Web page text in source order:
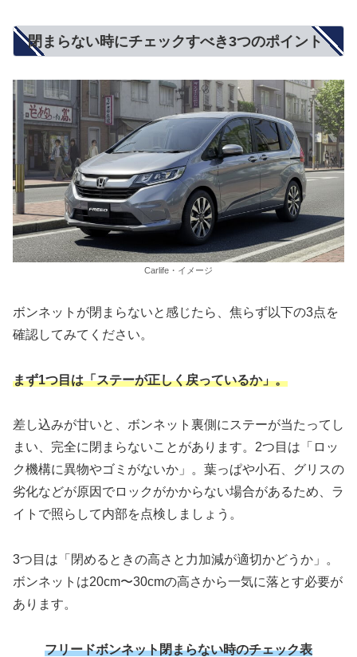
閉まらない時にチェックすべき3つのポイント
Carlife・イメージ
ボンネットが閉まらないと感じたら、焦らず以下の3点を
確認してみてください。
まず1つ目は「ステーが正しく戻っているか」。
差し込みが甘いと、ボンネット裏側にステーが当たってし
まい、完全に閉まらないことがあります。2つ目は「ロッ
ク機構に異物やゴミがないか」。葉っぱや小石、グリスの
劣化などが原因でロックがかからない場合があるため、ラ
イトで照らして内部を点検しましょう。
3つ目は「閉めるときの高さと力加減が適切かどうか」。
ボンネットは20cm〜30cmの高さから一気に落とす必要が
あります。
フリードボンネット閉まらない時のチェック表